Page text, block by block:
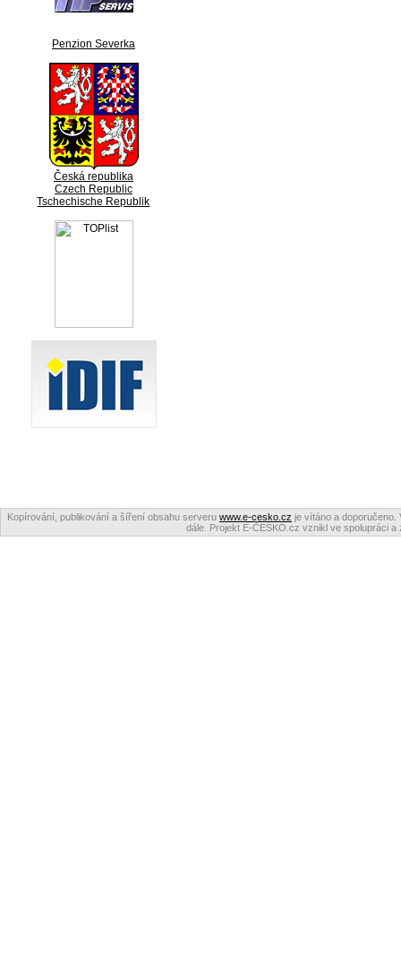
Penzion Severka
Česká republika
Czech Republic
Tschechische Republik
Kopírování, publikování a šíření obsahu serveru www.e-cesko.cz je vítáno a doporučeno.
dále. Projekt E-ČESKO.cz vznikl ve spolupráci